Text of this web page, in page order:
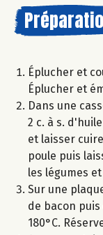
Éplucher et
Éplucher et
Dans une
2 c. à s.
et laisser
poule puis
les légumes
Sur une
de bacon
180°C.